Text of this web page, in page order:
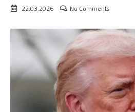
22.03.2026
No Comments